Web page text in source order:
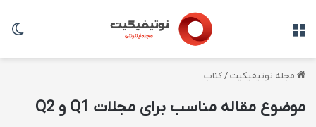
مجله نوتیفیکیت/کتاب
موضوع مقاله مناسب برای مجلات Q1 و Q2